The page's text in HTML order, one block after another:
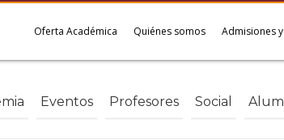
Oferta Académica Quiénes somos Admisiones
Eventos Profesores Social